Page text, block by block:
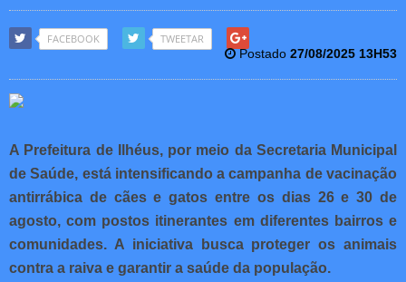
FACEBOOK TWEETAR
Postado 27/08/2025 13H53
A Prefeitura de Ilhéus, por meio da Secretaria Municipal
de Saúde, está intensificando a campanha de vacinação
antirrábica de cães e gatos entre os dias 26 e 30 de
agosto, com postos itinerantes em diferentes bairros e
comunidades. A iniciativa busca proteger os animais
contra a raiva e garantir a saúde da população.